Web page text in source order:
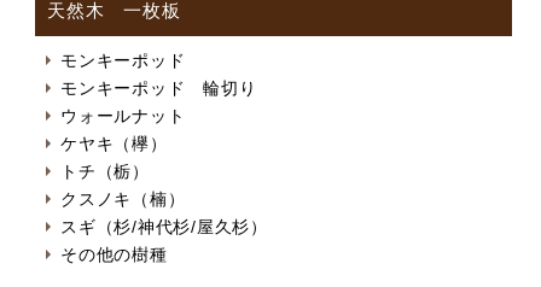
天然木 一枚板
モンキーポッド
モンキーポッド 輪切り
ウォールナット
ケヤキ（欅）
トチ（栃）
クスノキ（楠）
スギ（杉/神代杉/屋久杉）
その他の樹種